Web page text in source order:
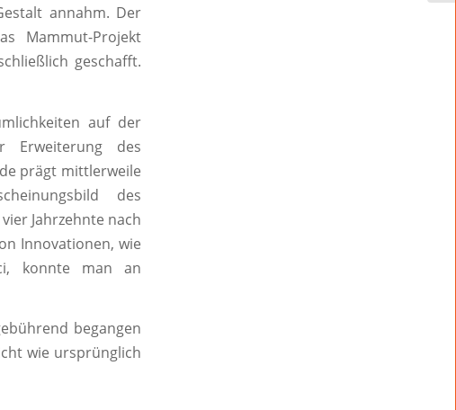
annahm. Der
Mammut-Projekt
geschafft.
auf der
Erweiterung des
prägt mittlerweile
des
Jahrzehnte nach
Innovationen, wie
konnte man an
begangen
wie ursprünglich